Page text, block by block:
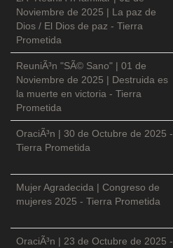
Noviembre de 2025 | La paz de
Dios / El Dios de paz - Tierra
Prometida
ReuniÃ³n "SÃ© Sano" | 01 de
Noviembre de 2025 | Destruida es
la muerte en victoria - Tierra
Prometida
OraciÃ³n | 30 de Octubre de 2025 -
Tierra Prometida
Mujer Agradecida | Congreso de
mujeres 2025 - Tierra Prometida
OraciÃ³n | 23 de Octubre de 2025 -